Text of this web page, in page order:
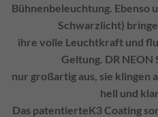
Bühnenbeleuchtung. Ebenso
Schwarzlicht)
ihre volle Leuchtkraft und
Geltung. DR NEON
nur großartig aus, sie klingen
hell und
Das patentierteK3 Coating